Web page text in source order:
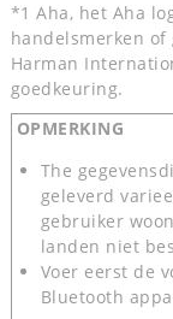
*1 Aha, het Aha
handelsmerken
Harman
goedkeuring.
OPMERKING
The
geleverd
gebruiker
landen niet
Voer eerst de
Bluetooth